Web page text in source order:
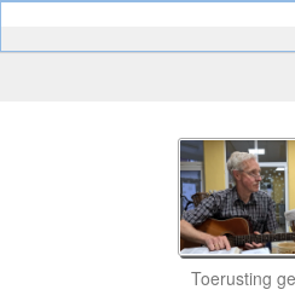
Toerusting